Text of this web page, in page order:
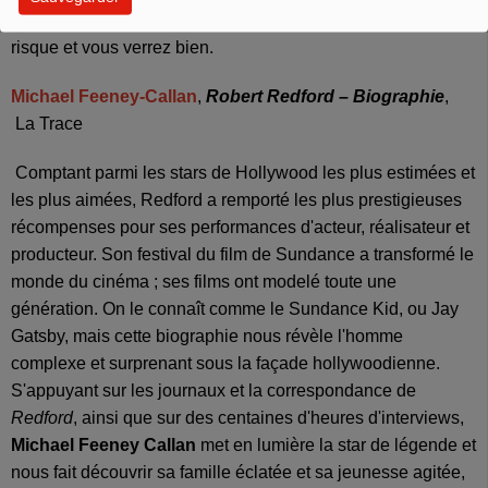
choque, si elle vous fascine, si elle vous fait peur, prenez le
risque et vous verrez bien.
Michael Feeney-Callan, Robert Redford – Biographie,
La Trace
Comptant parmi les stars de Hollywood les plus estimées et
les plus aimées, Redford a remporté les plus prestigieuses
récompenses pour ses performances d'acteur, réalisateur et
producteur. Son festival du film de Sundance a transformé le
monde du cinéma ; ses films ont modelé toute une
génération. On le connaît comme le Sundance Kid, ou Jay
Gatsby, mais cette biographie nous révèle l'homme
complexe et surprenant sous la façade hollywoodienne.
S'appuyant sur les journaux et la correspondance de
Redford, ainsi que sur des centaines d'heures d'interviews,
Michael Feeney Callan met en lumière la star de légende et
nous fait découvrir sa famille éclatée et sa jeunesse agitée,